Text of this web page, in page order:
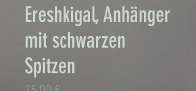
Ereshkigal, Anhänger
mit schwarzen
Spitzen